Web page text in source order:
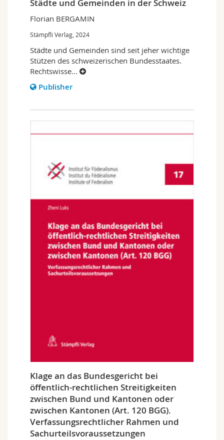
Städte und Gemeinden in der Schweiz
Florian BERGAMIN
Stämpfli Verlag, 2024
Städte und Gemeinden sind seit jeher wichtige
Stützen des schweizerischen Bundesstaates.
Rechtswisse...
Publisher
Klage an das Bundesgericht bei
öffentlich-rechtlichen Streitigkeiten
zwischen Bund und Kantonen oder
zwischen Kantonen (Art. 120 BGG).
Verfassungsrechtlicher Rahmen und
Sachurteilsvoraussetzungen